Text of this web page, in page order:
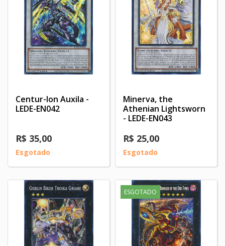
Centur-Ion Auxila -
LEDE-EN042
R$ 35,00
Esgotado
Minerva, the
Athenian Lightsworn
- LEDE-EN043
R$ 25,00
Esgotado
ESGOTADO